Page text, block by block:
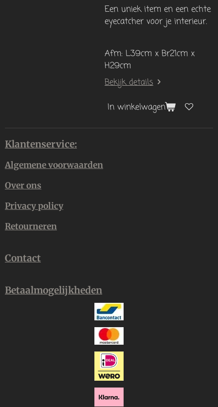
Een uniek item en een echte
eyecatcher voor je interieur.
Afm: L39cm x Br21cm x
H29cm
Bekijk details
In winkelwagen
Klantenservice:
Algemene voorwaarden
Over ons
Privacy policy
Retourneren
Contact
Betaalmogelijkheden